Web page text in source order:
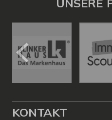
UNSERE
KONTAKT